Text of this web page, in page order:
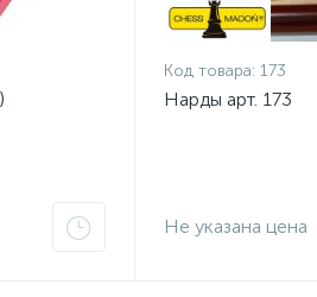
Код товара: 173
Нарды арт. 173
Не указана цена